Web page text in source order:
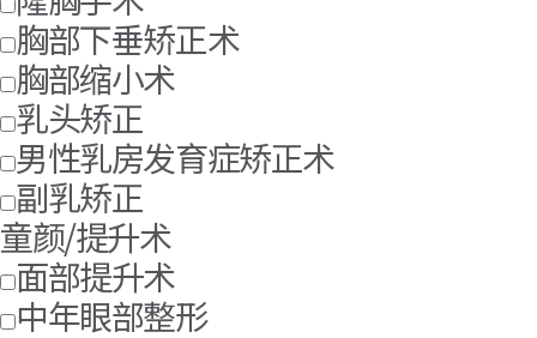
胸部下垂矫正术
胸部缩小术
乳头矫正
男性乳房发育症矫正术
副乳矫正
童颜/提升术
面部提升术
中年眼部整形